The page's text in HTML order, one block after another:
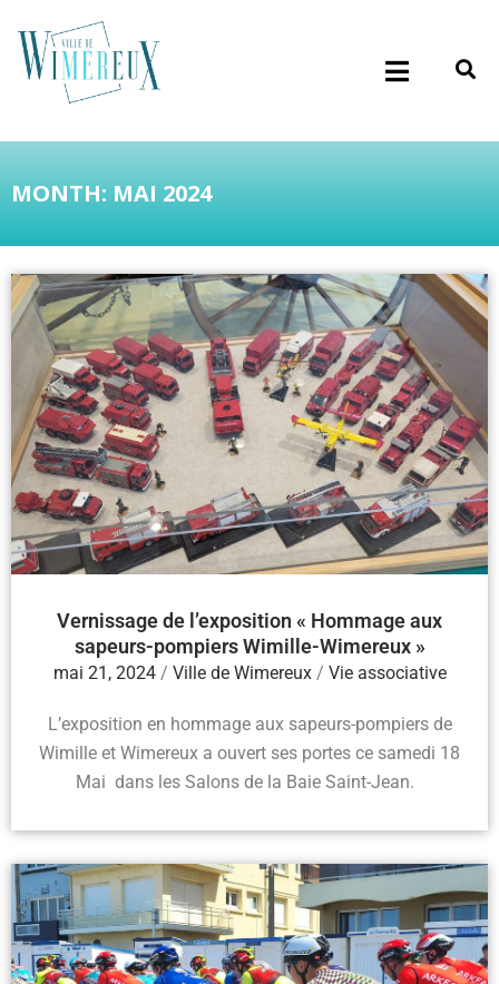
MONTH: MAI 2024
Vernissage de l’exposition « Hommage aux
sapeurs-pompiers Wimille-Wimereux »
mai 21, 2024 / Ville de Wimereux / Vie associative
L’exposition en hommage aux sapeurs-pompiers de
Wimille et Wimereux a ouvert ses portes ce samedi 18
Mai dans les Salons de la Baie Saint-Jean.